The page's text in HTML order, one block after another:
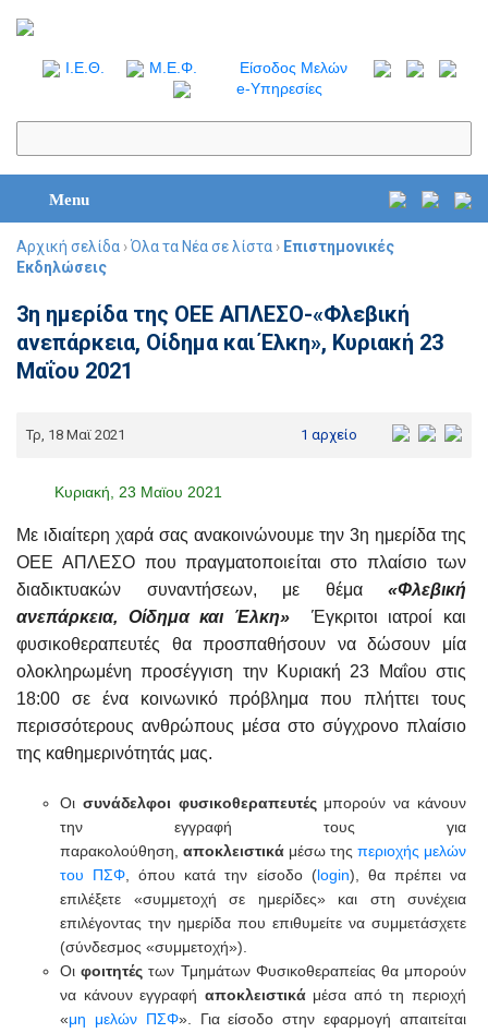
I.Ε.Θ. Μ.Ε.Φ.
Είσοδος Μελών
e-Υπηρεσίες
Menu
Αρχική σελίδα ›Όλα τα Νέα σε λίστα › Επιστημονικές
Εκδηλώσεις
3η ημερίδα της ΟΕΕ ΑΠΛΕΣΟ-«Φλεβική
ανεπάρκεια, Οίδημα και Έλκη», Κυριακή 23
Μαΐου 2021
Τρ, 18 Μαϊ 2021 1 αρχείο
Κυριακή, 23 Μαϊου 2021
Με ιδιαίτερη χαρά σας ανακοινώνουμε την 3η ημερίδα της
ΟΕΕ ΑΠΛΕΣΟ που πραγματοποιείται στο πλαίσιο των
διαδικτυακών συναντήσεων, με θέμα «Φλεβική
ανεπάρκεια, Οίδημα και Έλκη» Έγκριτοι ιατροί και
φυσικοθεραπευτές θα προσπαθήσουν να δώσουν μία
ολοκληρωμένη προσέγγιση την Κυριακή 23 Μαΐου στις
18:00 σε ένα κοινωνικό πρόβλημα που πλήττει τους
περισσότερους ανθρώπους μέσα στο σύγχρονο πλαίσιο
της καθημερινότητάς μας.
Οι συνάδελφοι φυσικοθεραπευτέςμπορούν να κάνουν
την εγγραφή τους για
παρακολούθηση, αποκλειστικά μέσω της περιοχής μελών
του ΠΣΦ , όπου κατά την είσοδο (login), θα πρέπει να
επιλέξετε «συμμετοχή σε ημερίδες» και στη συνέχεια
επιλέγοντας την ημερίδα που επιθυμείτε να συμμετάσχετε
(σύνδεσμος «συμμετοχή»).
Οιφοιτητές των Τμημάτων Φυσικοθεραπείας θα μπορούν
να κάνουν εγγραφή αποκλειστικάμέσα από τη περιοχή
«μη μελών ΠΣΦ». Για είσοδο στην εφαρμογή απαιτείται